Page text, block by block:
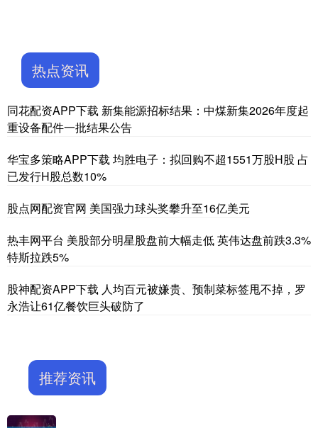
热点资讯
同花配资APP下载 新集能源招标结果：中煤新集2026年度起
重设备配件一批结果公告
华宝多策略APP下载 均胜电子：拟回购不超1551万股H股 占
已发行H股总数10%
股点网配资官网 美国强力球头奖攀升至16亿美元
热丰网平台 美股部分明星股盘前大幅走低 英伟达盘前跌3.3%
特斯拉跌5%
股神配资APP下载 人均百元被嫌贵、预制菜标签甩不掉，罗
永浩让61亿餐饮巨头破防了
推荐资讯